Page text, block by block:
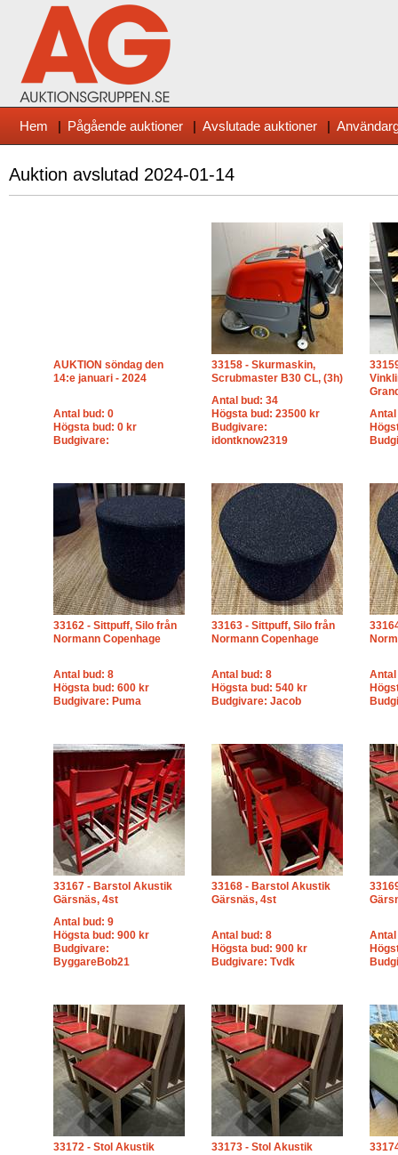
Hem | Pågående auktioner | Avslutade auktioner |
Auktion avslutad 2024-01-14
AUKTION söndag den
14:e januari - 2024
Antal bud: 0
Högsta bud: 0 kr
Budgivare:
33158 - Skurmaskin,
Scrubmaster B30 CL, (3h)
Antal bud: 34
Högsta bud: 23500 kr
Budgivare:
idontknow2319
Antal
33162 - Sittpuff, Silo från
Normann Copenhage
Antal bud: 8
Högsta bud: 600 kr
Budgivare: Puma
33163 - Sittpuff, Silo från
Normann Copenhage
Antal bud: 8
Högsta bud: 540 kr
Budgivare: Jacob
Antal
33167 - Barstol Akustik
Gärsnäs, 4st
Antal bud: 9
Högsta bud: 900 kr
Budgivare:
ByggareBob21
33168 - Barstol Akustik
Gärsnäs, 4st
Antal bud: 8
Högsta bud: 900 kr
Budgivare: Tvdk
Antal
33172 - Stol Akustik
33173 - Stol Akustik